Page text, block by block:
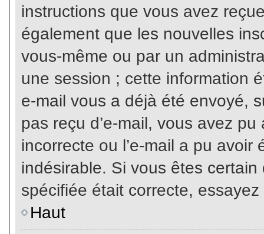
instructions que vous avez
également que les nouvelles
vous-même ou par un
une session ; cette information
e-mail vous a déjà été envoyé,
pas reçu d’e-mail, vous avez
incorrecte ou l’e-mail a pu
indésirable. Si vous êtes
spécifiée était correcte,
Haut